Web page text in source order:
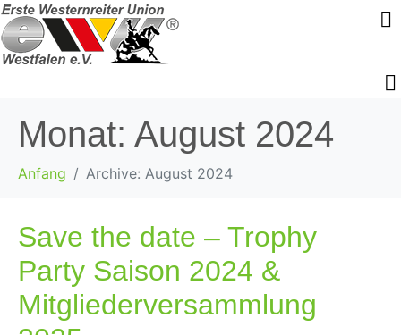
Monat: August 2024
Anfang Archive: August 2024
Save the date – Trophy
Party Saison 2024 &
Mitgliederversammlung